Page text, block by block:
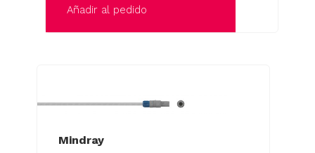
Añadir al pedido
Mindray